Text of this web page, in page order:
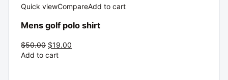
Quick viewCompareAdd to cart
Mens golf polo shirt
$50.00 $19.00
Add to cart